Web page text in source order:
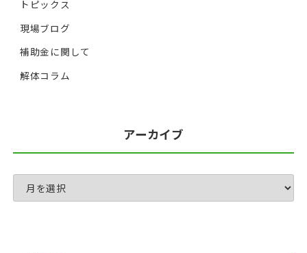
トピックス
現場ブログ
補助金に関して
解体コラム
アーカイブ